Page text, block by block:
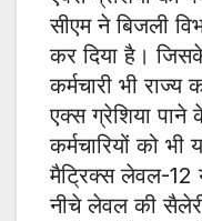
सीएम ने बिजली
कर दिया है।
कर्मचारी भी राज्य
एक्स ग्रेशिया
कर्मचारियों को भी
मैट्रिक्स लेवल-
नीचे लेवल की